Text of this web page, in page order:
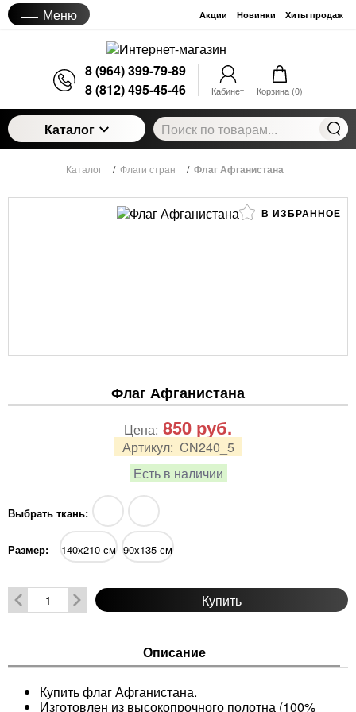
Меню Акции Новинки Хиты продаж
8 (964) 399-79-89
8 (812) 495-45-46
Кабинет Корзина (0)
Каталог
Каталог / Флаги стран / Флаг Афганистана
В ИЗБРАННОЕ
Флаг Афганистана
Артикул: CN240_5
Есть в наличии
Цена: 850 руб.
Выбрать ткань:
Размер: 140х210 см 90х135 см
Купить
Описание
Купить флаг Афганистана.
Изготовлен из высокопрочного полотна (100%